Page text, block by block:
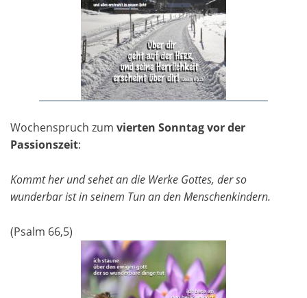
Wochenspruch zum vierten Sonntag vor der
Passionszeit:
Kommt her und sehet an die Werke Gottes, der so
wunderbar ist in seinem Tun an den Menschenkindern.
(Psalm 66,5)